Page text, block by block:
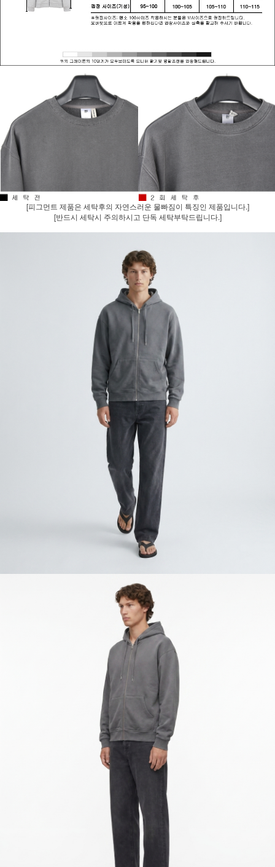
[피그먼트 제품은 세탁후의 자연스러운 물빠짐이 특징인 제품입니다.]
[반드시 세탁시 주의하시고 단독 세탁부탁드립니다.]